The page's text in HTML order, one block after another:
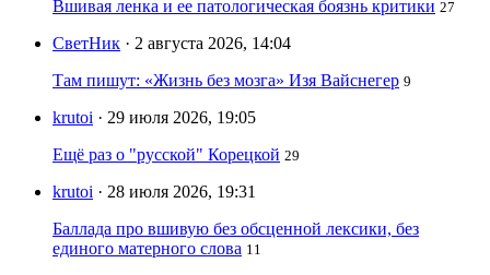
Вшивая ленка и ее патологическая боязнь критики 27
СветНик · 2 августа 2026, 14:04
Там пишут: «Жизнь без мозга» Изя Вайснегер 9
krutoi · 29 июля 2026, 19:05
Ещё раз о "русской" Корецкой 29
krutoi · 28 июля 2026, 19:31
Баллада про вшивую без обсценной лексики, без
единого матерного слова 11